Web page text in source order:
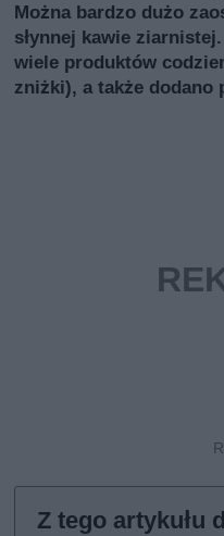
Można bardzo dużo
słynnej kawie
wiele produktów
zniżki), a także dodano